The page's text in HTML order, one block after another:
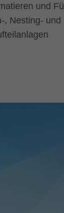
und
, Nesting- und